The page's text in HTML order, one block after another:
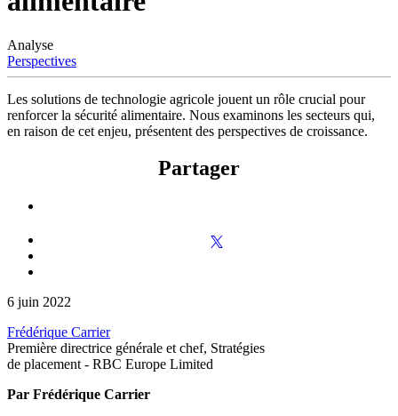
Analyse
Perspectives
Les solutions de technologie agricole jouent un rôle crucial pour
renforcer la sécurité alimentaire. Nous examinons les secteurs qui,
en raison de cet enjeu, présentent des perspectives de croissance.
Partager
6 juin 2022
Frédérique Carrier
Première directrice générale et chef, Stratégies
de placement - RBC Europe Limited
Par Frédérique Carrier